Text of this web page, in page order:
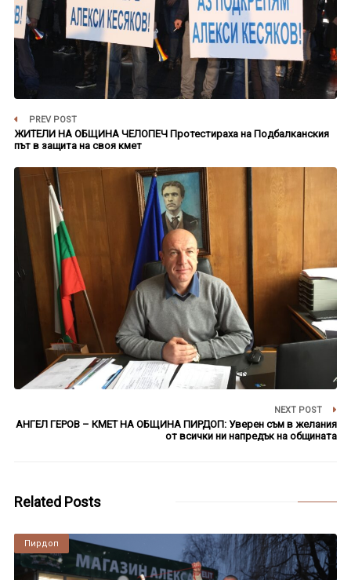
PREV POST
ЖИТЕЛИ НА ОБЩИНА ЧЕЛОПЕЧ Протестираха на Подбалканския
път в защита на своя кмет
NEXT POST
АНГЕЛ ГЕРОВ – КМЕТ НА ОБЩИНА ПИРДОП: Уверен съм в желания
от всички ни напредък на общината
Related Posts
Пирдоп